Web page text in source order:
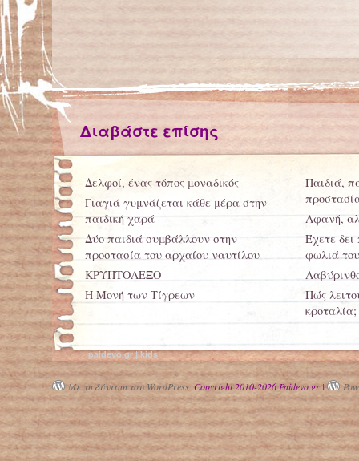
Διαβάστε επίσης
Δελφοί, ένας τόπος μοναδικός
Γιαγιά γυμνάζεται κάθε μέρα στην
παιδική χαρά
Δύο παιδιά συμβάλλουν στην
προστασία του αρχαίου ναυτίλου
ΚΡΥΠΤΟΛΕΞΟ
Η Μονή των Τίγρεων
Παιδιά,
Αφανή,
Έχετε
φωλιά
Πώς
κροταλία;
paidevo.gr | kids
Με τη δύναμη του WordPress. Copyright 2010-2026 Paidevo.gr |